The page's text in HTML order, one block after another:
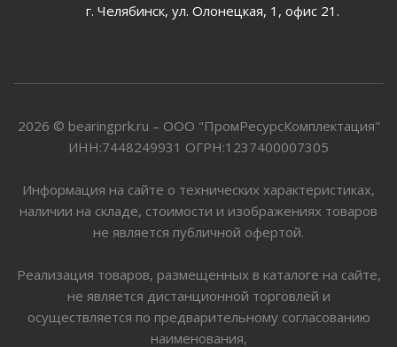
г. Челябинск, ул. Олонецкая, 1, офис 21.
2026 © bearingprk.ru – ООО "ПромРесурсКомплектация"
ИНН:7448249931 ОГРН:1237400007305
Информация на сайте о технических характеристиках,
наличии на складе, стоимости и изображениях товаров
не является публичной офертой.
Реализация товаров, размещенных в каталоге на сайте,
не является дистанционной торговлей и
осуществляется по предварительному согласованию
наименования,